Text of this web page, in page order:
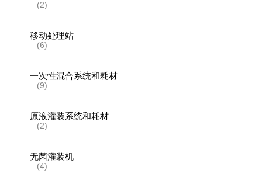
(2)
移动处理站
(6)
一次性混合系统和耗材
(9)
原液灌装系统和耗材
(2)
无菌灌装机
(4)